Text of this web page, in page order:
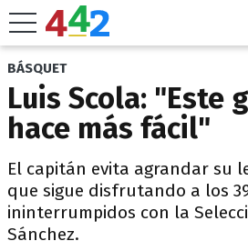
BÁSQUET
Luis Scola: "Este
hace más fácil"
El capitán evita agrandar su
que sigue disfrutando a los
ininterrumpidos con la
Sánchez.